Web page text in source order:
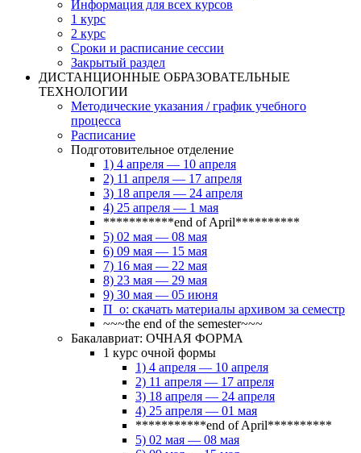
Информация для всех курсов
1 курс
2 курс
Сроки и расписание сессии
Закрытый раздел
ДИСТАНЦИОННЫЕ ОБРАЗОВАТЕЛЬНЫЕ
ТЕХНОЛОГИИ
Методические указания / график учебного
процесса
Расписание
Подготовительное отделение
1) 4 апреля — 10 апреля
2) 11 апреля — 17 апреля
3) 18 апреля — 24 апреля
4) 25 апреля — 1 мая
***********end of April**********
5) 02 мая — 08 мая
6) 09 мая — 15 мая
7) 16 мая — 22 мая
8) 23 мая — 29 мая
9) 30 мая — 05 июня
П_о: скачать материалы архивом за семестр
~~~the end of the semester~~~
Бакалавриат: ОЧНАЯ ФОРМА
1 курс очной формы
1) 4 апреля — 10 апреля
2) 11 апреля — 17 апреля
3) 18 апреля — 24 апреля
4) 25 апреля — 01 мая
***********end of April**********
5) 02 мая — 08 мая